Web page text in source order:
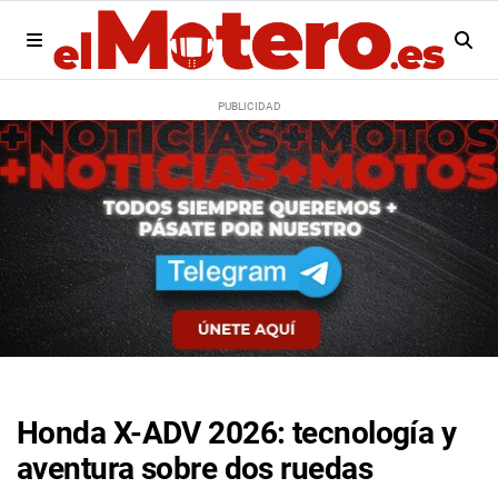
Honda X-ADV 2026: tecnología y
aventura sobre dos ruedas